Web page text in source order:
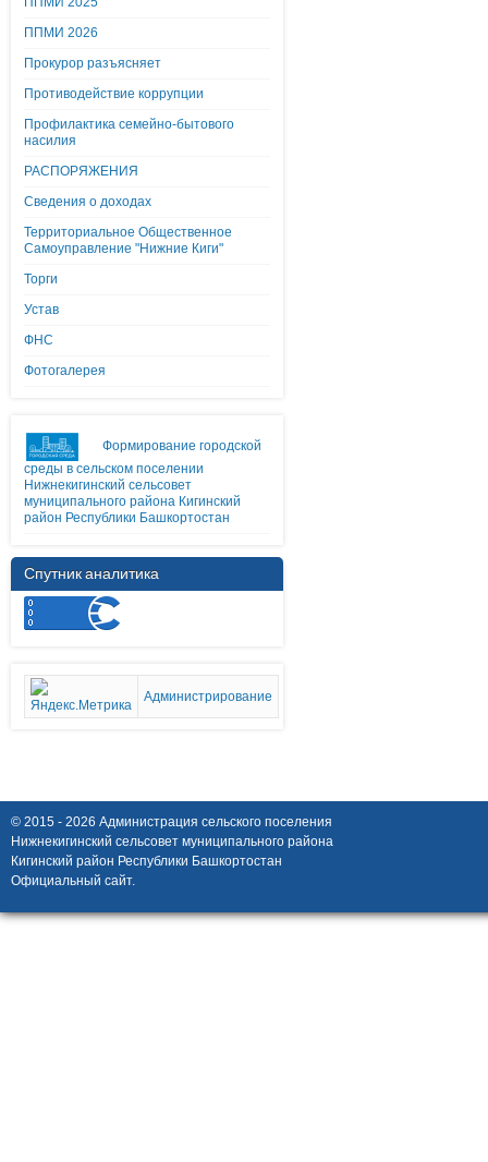
ППМИ 2026
Прокурор разъясняет
Противодействие коррупции
Профилактика семейно-бытового
насилия
РАСПОРЯЖЕНИЯ
Сведения о доходах
Территориальное Общественное
Самоуправление "Нижние Киги"
Торги
Устав
ФНС
Фотогалерея
Формирование городской
среды в сельском поселении
Нижнекигинский сельсовет
муниципального района Кигинский
район Республики Башкортостан
Спутник аналитика
Администрирование
© 2015 - 2026 Администрация сельского поселения
Нижнекигинский сельсовет муниципального района
Кигинский район Республики Башкортостан
Официальный сайт.